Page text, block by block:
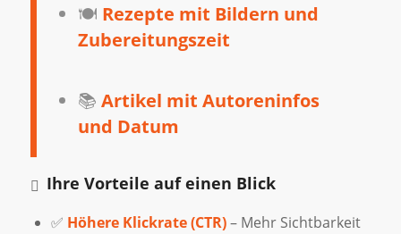
🍽️ Rezepte mit Bildern und
Zubereitungszeit
📚Artikel mit Autoreninfos
und Datum
Ihre Vorteile auf einen Blick
✅ Höhere Klickrate (CTR)– Mehr Sichtbarkeit